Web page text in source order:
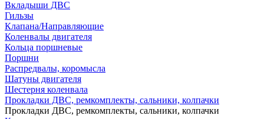
Вкладыши ДВС
Гильзы
Клапана/Направляющие
Коленвалы двигателя
Кольца поршневые
Поршни
Распредвалы, коромысла
Шатуны двигателя
Шестерня коленвала
Прокладки ДВС, ремкомплекты, сальники, колпачки
Прокладки ДВС, ремкомплекты, сальники, колпачки